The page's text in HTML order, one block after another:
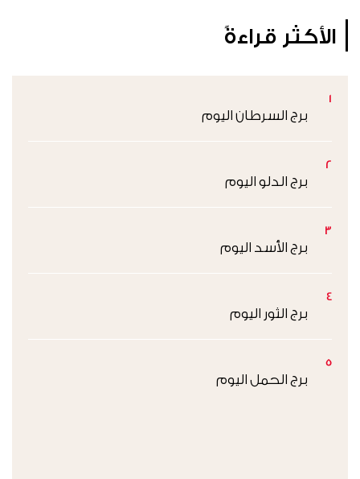
الأكثر قراءةً
1
برج السرطان اليوم
2
برج الدلو اليوم
3
برج الأسد اليوم
4
برج الثور اليوم
5
برج الحمل اليوم